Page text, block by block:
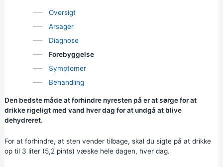
Oversigt
Arsager
Diagnose
Forebyggelse
Symptomer
Behandling
Den bedste måde at forhindre nyresten på er at sørge for at
drikke rigeligt med vand hver dag for at undgå at blive
dehydreret.
For at forhindre, at sten vender tilbage, skal du sigte på at drikke
op til 3 liter (5,2 pints) væske hele dagen, hver dag.